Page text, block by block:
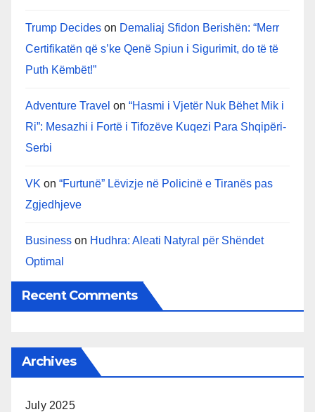
Trump Decides on Demaliaj Sfidon Berishën: “Merr
Certifikatën që s’ke Qenë Spiun i Sigurimit, do të të
Puth Këmbët!”
Adventure Travel on “Hasmi i Vjetër Nuk Bëhet Mik i
Ri”: Mesazhi i Fortë i Tifozëve Kuqezi Para Shqipëri-
Serbi
VK on “Furtunë” Lëvizje në Policinë e Tiranës pas
Zgjedhjeve
Business on Hudhra: Aleati Natyral për Shëndet
Optimal
Recent Comments
Archives
July 2025